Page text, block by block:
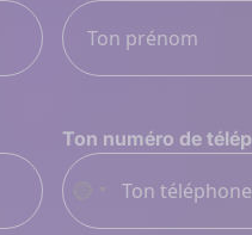
Ton numéro de
Aucun
pays